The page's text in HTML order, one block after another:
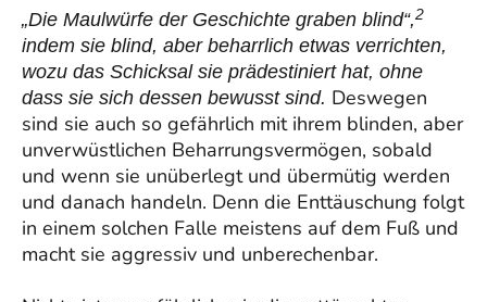
„Die Maulwürfe der Geschichte graben blind“,2
indem sie blind, aber beharrlich etwas verrichten,
wozu das Schicksal sie prädestiniert hat, ohne
dass sie sich dessen bewusst sind. Deswegen
sind sie auch so gefährlich mit ihrem blinden, aber
unverwüstlichen Beharrungsvermögen, sobald
und wenn sie unüberlegt und übermütig werden
und danach handeln. Denn die Enttäuschung folgt
in einem solchen Falle meistens auf dem Fuß und
macht sie aggressiv und unberechenbar.